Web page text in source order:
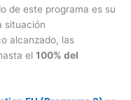
de este programa es su
situación
alcanzado, las
el 100% del